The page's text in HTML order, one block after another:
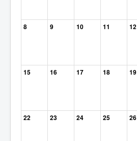
8 9 10 11 12
15 16 17 18 19
22 23 24 25 26